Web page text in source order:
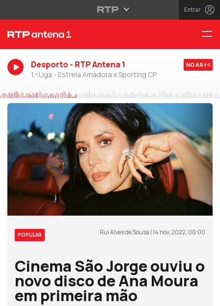
Entrar
Desporto - RTP Antena 1
1.ª Liga - Estrela Amadora x Sporting CP
NO AR
POPULAR Rui Alves de Sousa | 14 nov, 2022, 00:00
Cinema São Jorge ouviu o
novo disco de Ana Moura
em primeira mão